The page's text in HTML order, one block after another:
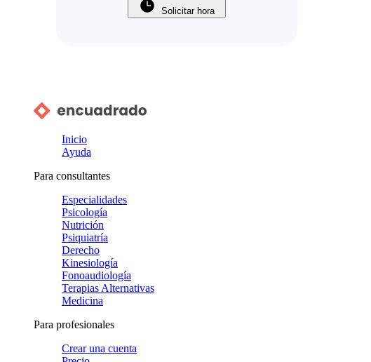
Solicitar hora
Inicio
Ayuda
Para consultantes
Especialidades
Psicología
Nutrición
Psiquiatría
Derecho
Kinesiología
Fonoaudiología
Terapias Alternativas
Medicina
Para profesionales
Crear una cuenta